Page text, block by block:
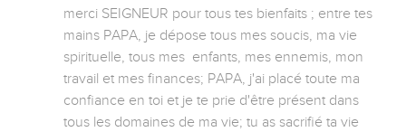
merci SEIGNEUR pour tous tes bienfaits ; entre tes
mains PAPA, je dépose tous mes soucis, ma vie
spirituelle, tous mes  enfants, mes ennemis, mon
travail et mes finances; PAPA, j'ai placé toute ma
confiance en toi et je te prie d'être présent dans
tous les domaines de ma vie; tu as sacrifié ta vie